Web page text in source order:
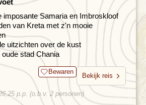
imposante Samaria en Imbroskloof
van Kreta met z'n mooie
uitzichten over de kust
stad Chania
Bewaren
Bekijk reis
p.p. (o.b.v. 2 personen)